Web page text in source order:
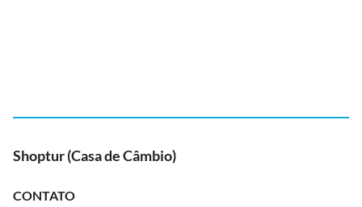
Shoptur (Casa de Câmbio)
CONTATO